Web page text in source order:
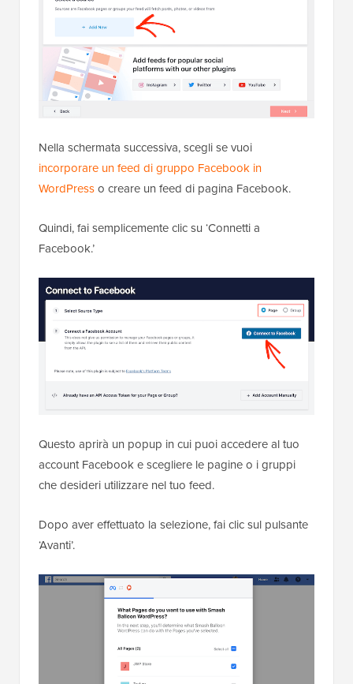
Nella schermata successiva, scegli se vuoi
incorporare un feed di gruppo Facebook in
WordPresso creare un feed di pagina Facebook.
Quindi, fai semplicemente clic su ‘Connetti a
Facebook.’
Questo aprirà un popup in cui puoi accedere al tuo
account Facebook e scegliere le pagine o i gruppi
che desideri utilizzare nel tuo feed.
Dopo aver effettuato la selezione, fai clic sul pulsante
‘Avanti’.